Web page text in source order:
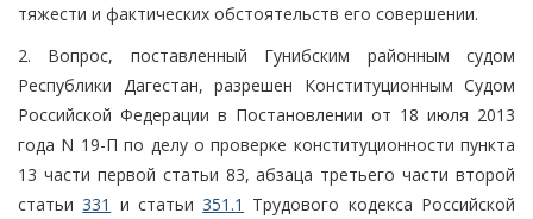
тяжести и фактических обстоятельств его совершении.
2. Вопрос, поставленный Гунибским районным судом
Республики Дагестан, разрешен Конституционным Судом
Российской Федерации в Постановлении от 18 июля 2013
года N 19-П по делу о проверке конституционности пункта
13 части первой статьи 83, абзаца третьего части второй
статьи331 и статьи351.1 Трудового кодекса Российской